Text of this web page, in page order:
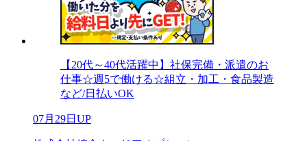
【20代～40代活躍中】社保完備・派遣のお
仕事☆週5で働ける☆組立・加工・食品製造
など/日払いOK
07月29日UP